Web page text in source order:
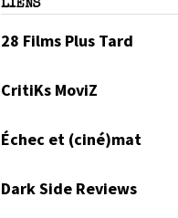
LIENS
28 Films Plus Tard
CritiKs MoviZ
Échec et (ciné)mat
Dark Side Reviews